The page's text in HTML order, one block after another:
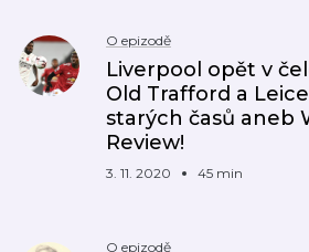
O epizodě
Liverpool opět v
Old Trafford a
starých časů aneb
Review!
3. 11. 2020 45 min
O epizodě